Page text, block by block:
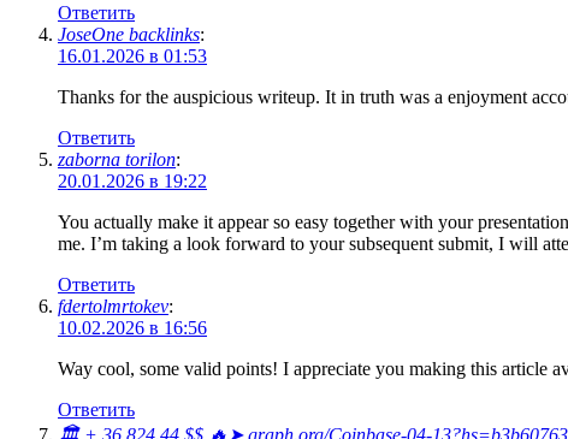
Ответить
JoseOne backlinks:
16.01.2026 в 01:53
Thanks for the auspicious writeup. It in truth was a enjoyment
Ответить
zaborna torilon:
20.01.2026 в 19:22
You actually make it appear so easy together with your
me. I’m taking a look forward to your subsequent submit, I will
Ответить
fdertolmrtokev:
10.02.2026 в 16:56
Way cool, some valid points! I appreciate you making this article
Ответить
🏛️ + 36,824.44 $$ 🔥➤ graph.org/Coinbase-04-